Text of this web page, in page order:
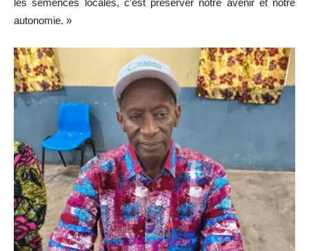
les semences locales, c’est préserver notre avenir et notre
autonomie. »